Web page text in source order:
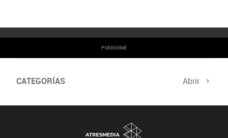
Publicidad
CATEGORÍAS Abrir